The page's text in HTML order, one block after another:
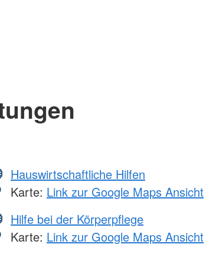
Hauswirtschaftliche Hilfen
Karte: Link zur Google Maps Ansicht
Hilfe bei der Körperpflege
Karte: Link zur Google Maps Ansicht